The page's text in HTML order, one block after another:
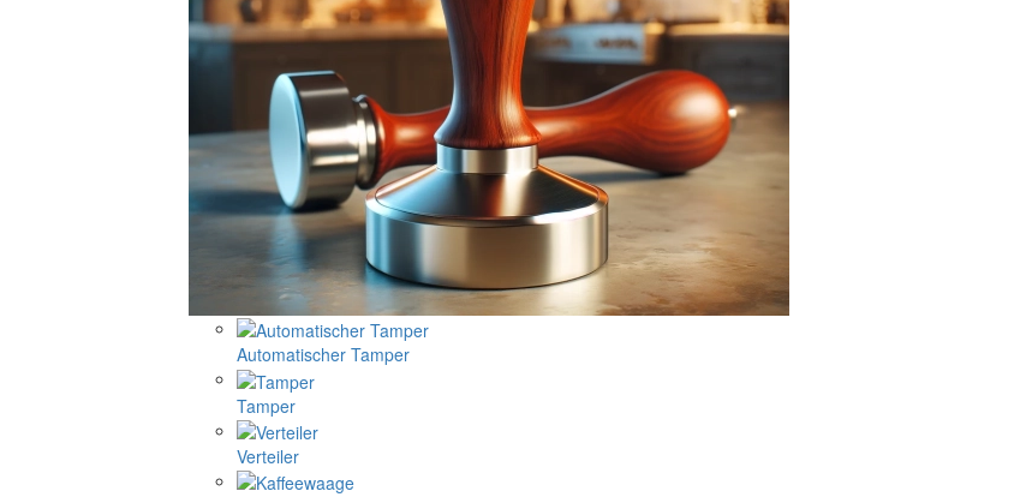
Automatischer Tamper
Tamper
Verteiler